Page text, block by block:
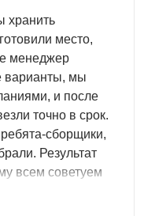
При
в
паки, которые очень
транспорте в
хранить
место,
менеджер
варианты, мы
и после
точно в срок.
сборщики,
Результат
всем советуем